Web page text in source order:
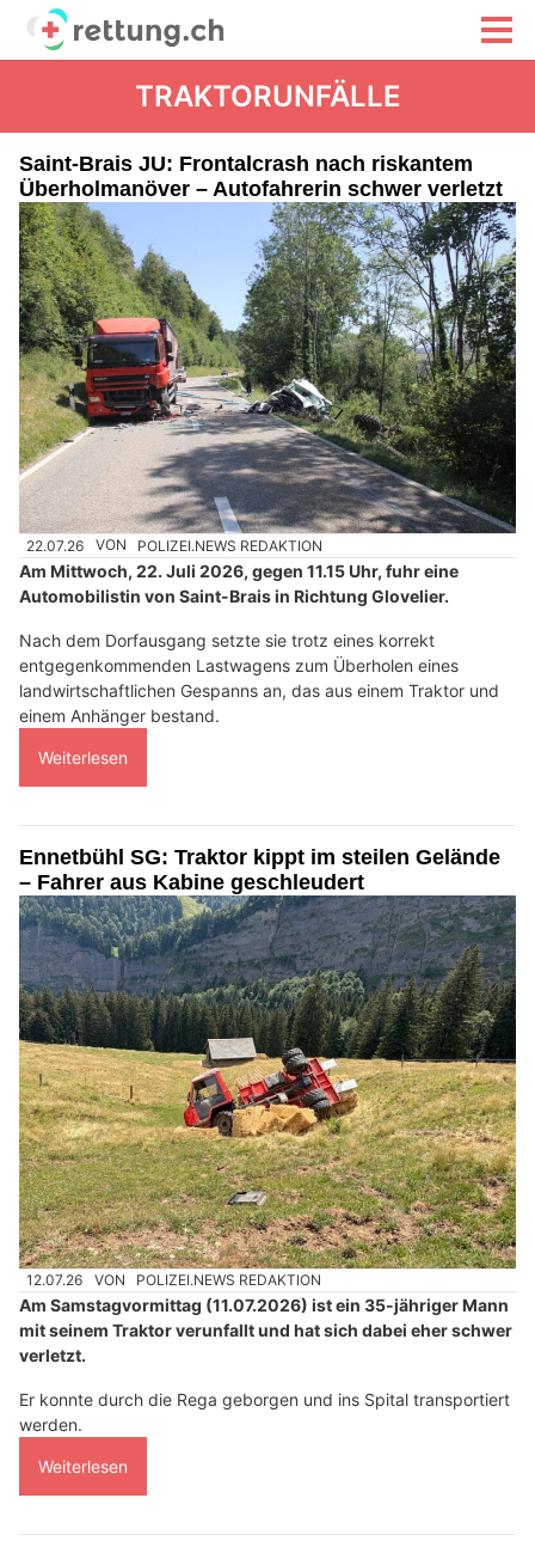
TRAKTORUNFÄLLE
Saint-Brais JU: Frontalcrash nach riskantem
Überholmanöver – Autofahrerin schwer verletzt
22.07.26 VON POLIZEI.NEWS REDAKTION
Am Mittwoch, 22. Juli 2026, gegen 11.15 Uhr, fuhr eine
Automobilistin von Saint-Brais in Richtung Glovelier.
Nach dem Dorfausgang setzte sie trotz eines korrekt
entgegenkommenden Lastwagens zum Überholen eines
landwirtschaftlichen Gespanns an, das aus einem Traktor und
einem Anhänger bestand.
Weiterlesen
Ennetbühl SG: Traktor kippt im steilen Gelände
– Fahrer aus Kabine geschleudert
12.07.26 VON POLIZEI.NEWS REDAKTION
Am Samstagvormittag (11.07.2026) ist ein 35-jähriger Mann
mit seinem Traktor verunfallt und hat sich dabei eher schwer
verletzt.
Er konnte durch die Rega geborgen und ins Spital transportiert
werden.
Weiterlesen